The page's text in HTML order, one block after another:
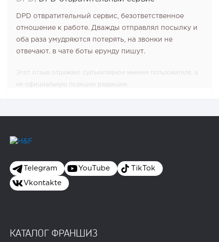
DPD отвратительный сервис, безответственное
отношение к работе. Дважды отправлял посылку и
оба раза умудряются потерять, на звонки не
отвечают. в чате боты ерунду пишут.
Этот отзыв отражает субъективное мнение пользователя, а
не официальную позицию редакции.
Telegram YouTube TikTok
Vkontakte
КАТАЛОГ ФРАНШИЗ